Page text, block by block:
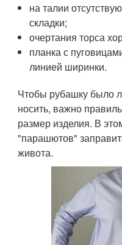
на талии
складки;
очертания торса
планка с
линией ширинки.
Чтобы рубашку было
носить, важно
размер изделия. В
"парашютов"
живота.